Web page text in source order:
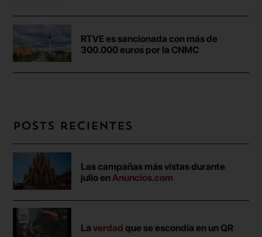
RTVE es sancionada con más de
300.000 euros por la CNMC
Posts recientes
Las campañas más vistas durante
julio enAnuncios.com
Laverdad que se escondía en un QR